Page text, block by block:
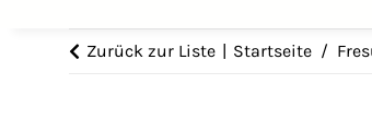
Zurück zur Liste Startseite